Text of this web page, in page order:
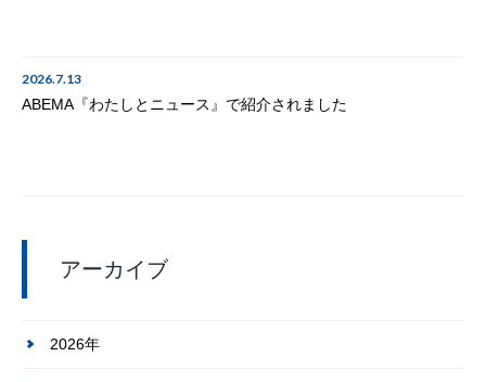
2026.7.13
ABEMA『わたしとニュース』で紹介されました
アーカイブ
2026年